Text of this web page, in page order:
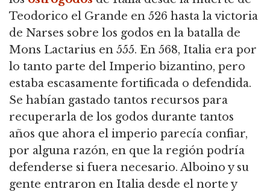
Teodorico el Grande en 526 hasta la victoria
de Narses sobre los godos en la batalla de
Mons Lactarius en 555. En 568, Italia era por
lo tanto parte del Imperio bizantino, pero
estaba escasamente fortificada o defendida.
Se habían gastado tantos recursos para
recuperarla de los godos durante tantos
años que ahora el imperio parecía confiar,
por alguna razón, en que la región podría
defenderse si fuera necesario. Alboino y su
gente entraron en Italia desde el norte y